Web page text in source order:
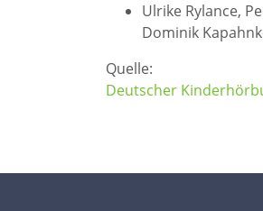
Ulrike Rylance,
Dominik
Quelle:
Deutscher